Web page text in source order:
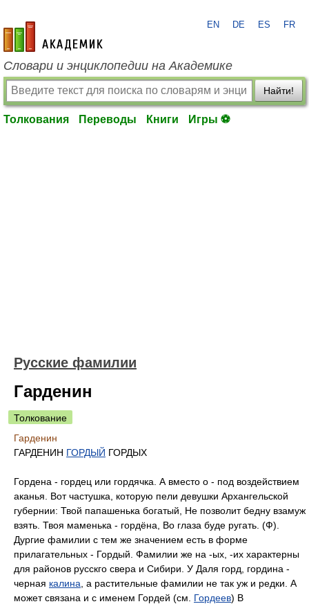
academic.ru
EN DE ES FR
Словари и энциклопедии на Академике
Найти!
Толкования Переводы Книги Игры ⚽
Русские фамилии
Гарденин
Толкование
Гарденин
ГАРДЕНИН ГОРДЫЙ ГОРДЫХ
Гордена - гордец или гордячка. А вместо о - под воздействием
аканья. Вот частушка, которую пели девушки Архангельской
губернии: Твой папашенька богатый, Не позволит бедну взамуж
взять. Твоя маменька - гордёна, Во глаза буде ругать. (Ф).
Дургие фамилии с тем же значением есть в форме
прилагательных - Гордый. Фамилии же на -ых, -их характерны
для районов русскго свера и Сибири. У Даля горд, гордина -
черная калина , а растительные фамилии не так уж и редки. А
может связана и с именем Гордей (см. Гордеев) В